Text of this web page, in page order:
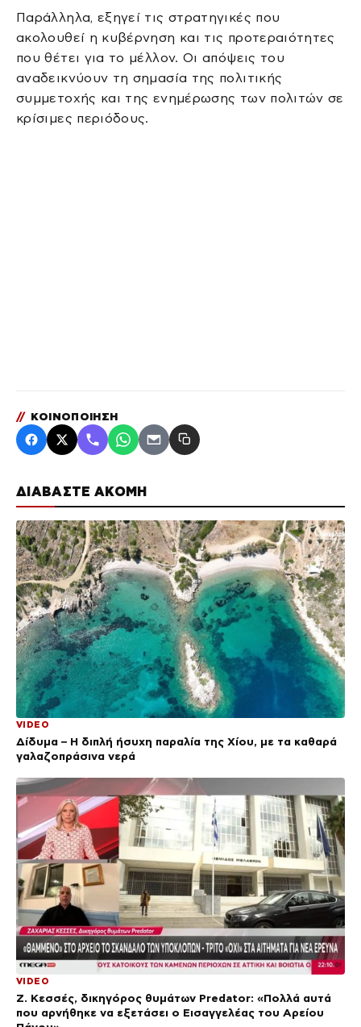
ΔΙΑΒΑΣΤΕ ΑΚΟΜΗ
VIDEO
Δίδυμα – Η διπλή ήσυχη παραλία της Χίου, με τα καθαρά
γαλαζοπράσινα νερά
VIDEO
Ζ. Κεσσές, δικηγόρος θυμάτων Predator: «Πολλά αυτά
που αρνήθηκε να εξετάσει ο Εισαγγελέας του Αρείου
Παράλληλα, εξηγεί τις στρατηγικές που
ακολουθεί η κυβέρνηση και τις προτεραιότητες
που θέτει για το μέλλον. Οι απόψεις του
αναδεικνύουν τη σημασία της πολιτικής
συμμετοχής και της ενημέρωσης των πολιτών σε
κρίσιμες περιόδους.
// ΚΟΙΝΟΠΟΙΗΣΗ